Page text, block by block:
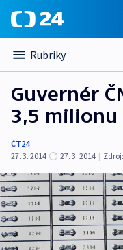
Rubriky
Guvernér
3,5 milionu
ČT24
27. 3. 2014
27. 3. 2014 | Zdroj: